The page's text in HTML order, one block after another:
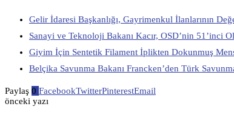
Gelir İdaresi Başkanlığı, Gayrimenkul İlanlarının
Sanayi ve Teknoloji Bakanı Kacır, OSD’nin 51’inci
Giyim İçin Sentetik Filament İplikten Dokunmuş
Belçika Savunma Bakanı Francken’den Türk
Paylaş 0 FacebookTwitterPinterestEmail
önceki yazı